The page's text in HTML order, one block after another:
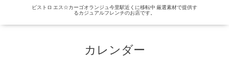
ビストロ エス☆カーゴオランジュ今里駅近くに移転中 厳選素材で提供す
るカジュアルフレンチのお店です。
カレンダー